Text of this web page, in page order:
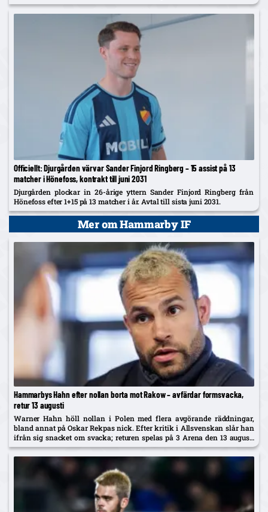
Officiellt: Djurgården värvar Sander Finjord Ringberg – 15 assist på 13
matcher i Hönefoss, kontrakt till juni 2031
Djurgården plockar in 26-årige yttern Sander Finjord Ringberg från
Hönefoss efter 1+15 på 13 matcher i år. Avtal till sista juni 2031.
Mer om Hammarby IF
Hammarbys Hahn efter nollan borta mot Rakow – avfärdar formsvacka,
retur 13 augusti
Warner Hahn höll nollan i Polen med flera avgörande räddningar,
bland annat på Oskar Rekpas nick. Efter kritik i Allsvenskan slår han
ifrån sig snacket om svacka; returen spelas på 3 Arena den 13 augusti
och vinnaren går mot Žalgiris/Hajduk...